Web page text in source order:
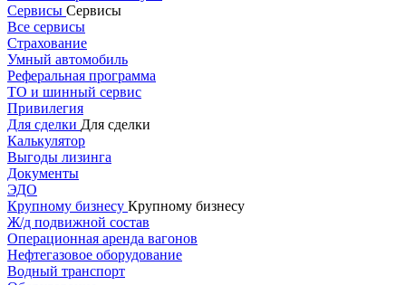
Сервисы Сервисы
Все сервисы
Страхование
Умный автомобиль
Реферальная программа
ТО и шинный сервис
Привилегия
Для сделки Для сделки
Калькулятор
Выгоды лизинга
Документы
ЭДО
Крупному бизнесу Крупному бизнесу
Ж/д подвижной состав
Операционная аренда вагонов
Нефтегазовое оборудование
Водный транспорт